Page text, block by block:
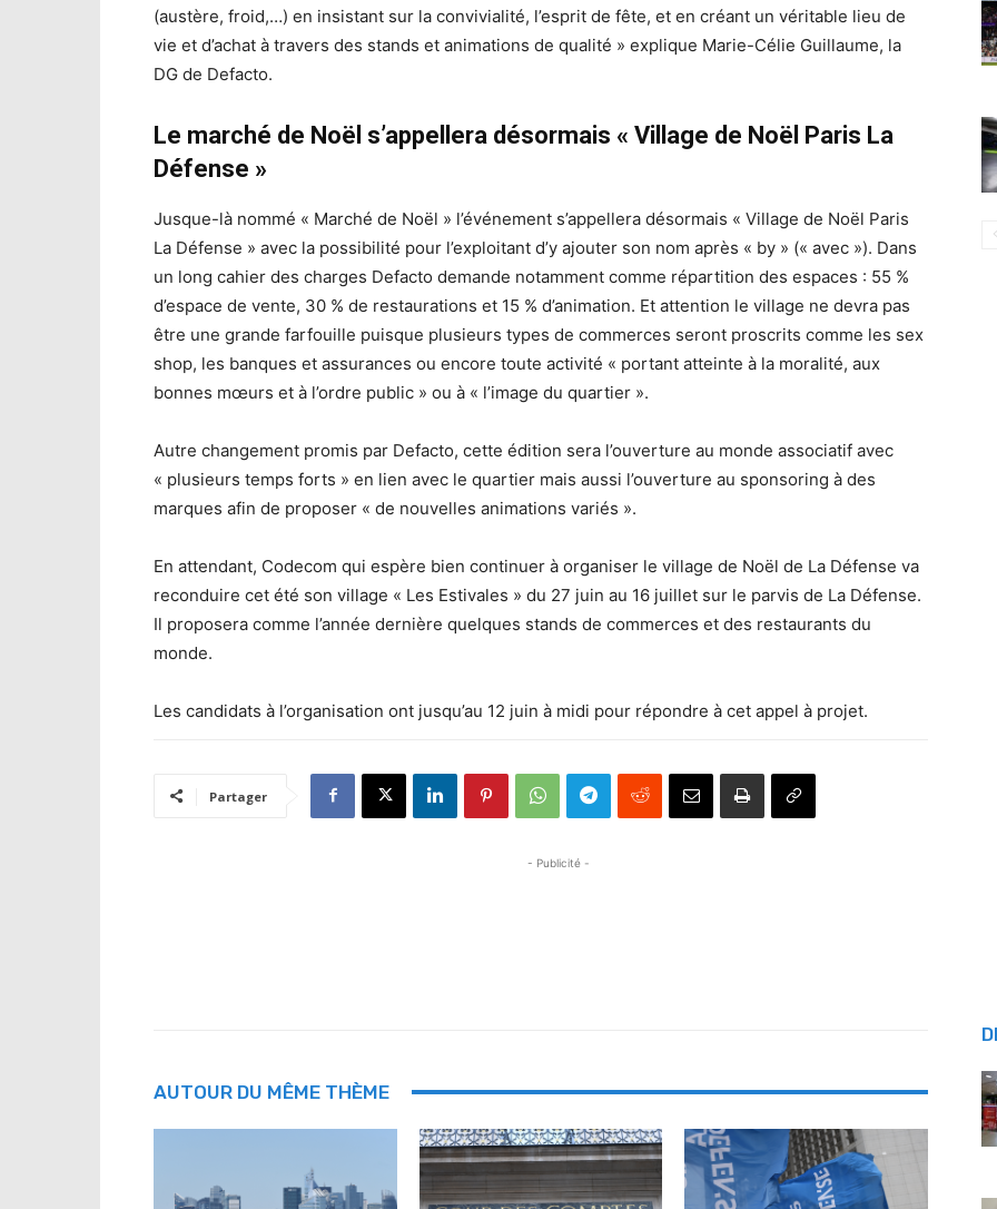
(austère, froid,…) en insistant sur la convivialité, l’esprit de fête, et en créant un véritable lieu de
vie et d’achat à travers des stands et animations de qualité » explique Marie-Célie Guillaume, la
DG de Defacto.
Le marché de Noël s’appellera désormais « Village de Noël Paris La
Défense »
Jusque-là nommé « Marché de Noël » l’événement s’appellera désormais « Village de Noël Paris
La Défense » avec la possibilité pour l’exploitant d’y ajouter son nom après « by » (« avec »). Dans
un long cahier des charges Defacto demande notamment comme répartition des espaces : 55 %
d’espace de vente, 30 % de restaurations et 15 % d’animation. Et attention le village ne devra pas
être une grande farfouille puisque plusieurs types de commerces seront proscrits comme les sex
shop, les banques et assurances ou encore toute activité « portant atteinte à la moralité, aux
bonnes mœurs et à l’ordre public » ou à « l’image du quartier ».
Autre changement promis par Defacto, cette édition sera l’ouverture au monde associatif avec
« plusieurs temps forts » en lien avec le quartier mais aussi l’ouverture au sponsoring à des
marques afin de proposer « de nouvelles animations variés ».
En attendant, Codecom qui espère bien continuer à organiser le village de Noël de La Défense va
reconduire cet été son village « Les Estivales » du 27 juin au 16 juillet sur le parvis de La Défense.
Il proposera comme l’année dernière quelques stands de commerces et des restaurants du
monde.
Les candidats à l’organisation ont jusqu’au 12 juin à midi pour répondre à cet appel à projet.
Partager
- Publicité -
AUTOUR DU MÊME THÈME